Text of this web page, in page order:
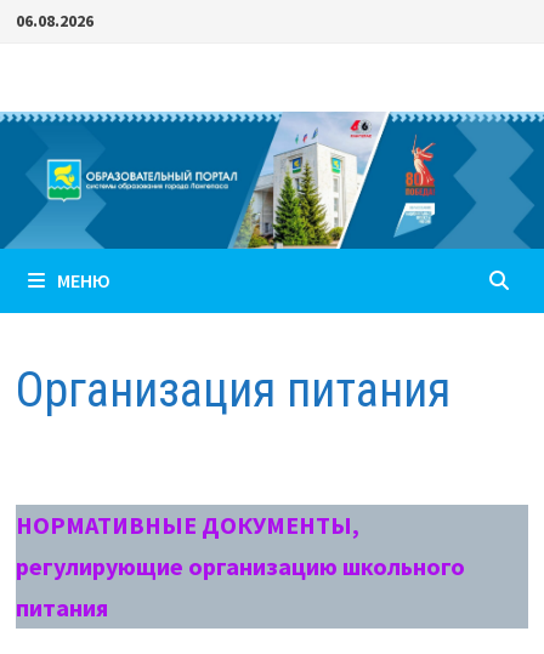
Перейти
06.08.2026
МЕНЮ
Организация питания
НОРМАТИВНЫЕ ДОКУМЕНТЫ,
регулирующие организацию школьного
питания